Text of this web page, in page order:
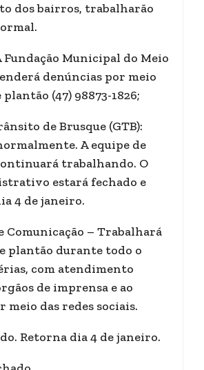
dos bairros, trabalharão
Fundação Municipal do Meio
denúncias por meio
(47) 98873-1826;
de Brusque (GTB):
A equipe de
trabalhando. O
estará fechado e
4 de janeiro.
Comunicação – Trabalhará
plantão durante todo o
com atendimento
de imprensa e ao
meio das redes sociais.
Retorna dia 4 de janeiro.